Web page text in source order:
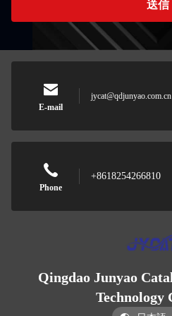
送信
E-mail
jycat@qdjunyao.com.cn
Phone
+8618254266810
Qingdao Junyao
Technology